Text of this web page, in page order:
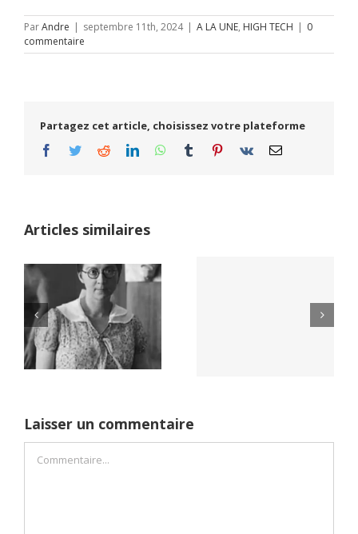
ParAndre | septembre 11th, 2024 | A LA UNE, HIGH TECH | 0
commentaire
Partagez cet article, choisissez votre plateforme
Facebook
TwitterRedditLinkedInWhatsApp
Tumblr Pinterest
Vk Email
Articles similaires
Netflix Field of
Dreams (1989)
Yaïr Golan : une
Laisser un commentaire